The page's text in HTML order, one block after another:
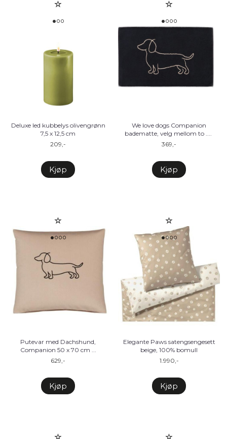
Deluxe led kubbelys olivengrønn
7,5 x 12,5 cm
209,-
Kjøp
We love dogs Companion
badematte, velg mellom to ....
369,-
Kjøp
Putevar med Dachshund,
Companion 50 x 70 cm ...
629,-
Kjøp
Elegante Paws satengsengesett
beige, 100% bomull
1.990,-
Kjøp